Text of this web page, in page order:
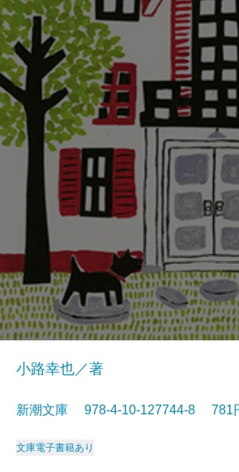
小路幸也／著
新潮文庫 978-4-10-127744-8
文庫電子書籍あり